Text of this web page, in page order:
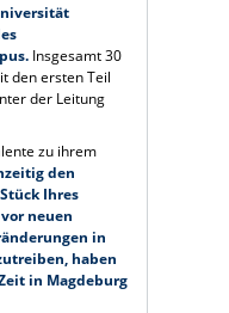
Insgesamt 30
den ersten Teil
der Leitung
zu ihrem
den
Ihres
neuen
in
haben
in Magdeburg